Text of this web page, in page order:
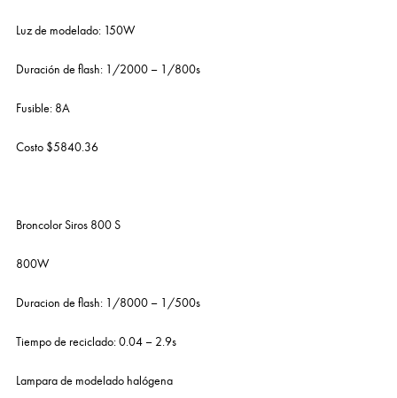
Luz de modelado: 150W
Duración de flash: 1/2000 – 1/800s
Fusible: 8A
Costo $5840.36
Broncolor Siros 800 S
800W
Duracion de flash: 1/8000 – 1/500s
Tiempo de reciclado: 0.04 – 2.9s
Lampara de modelado halógena